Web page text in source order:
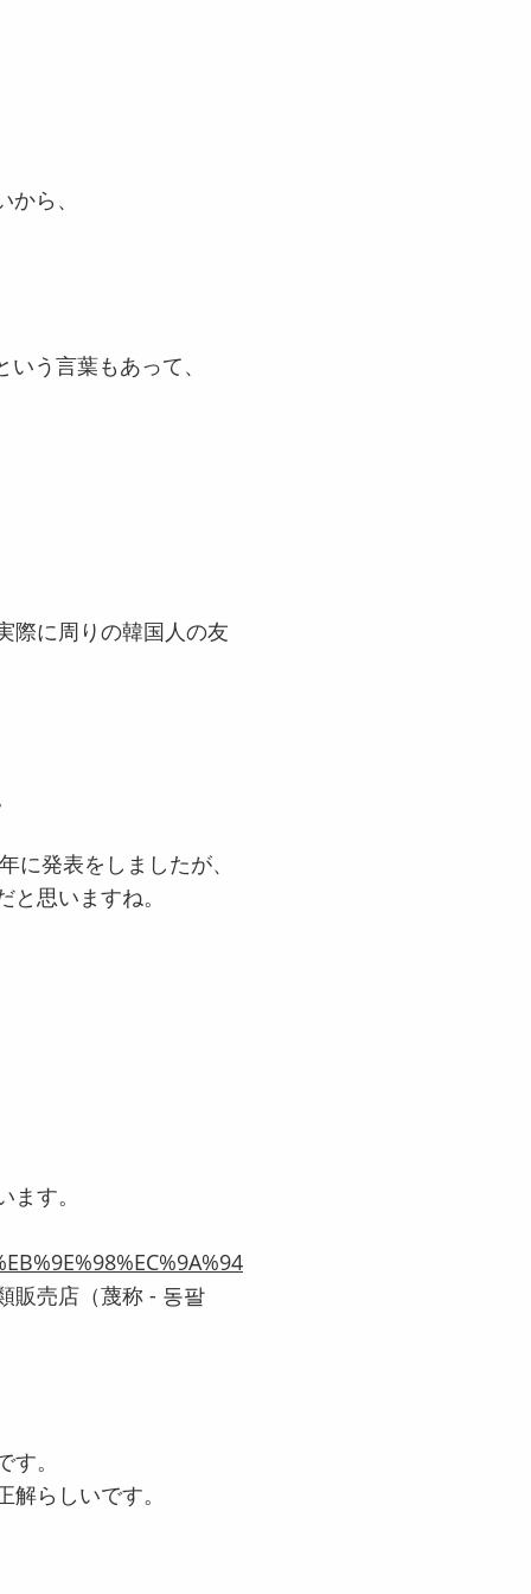
ら、
う言葉もあって、
際に周りの韓国人の友
発表をしましたが、
思いますね。
す。
販売店（蔑称 - 동팔
。
らしいです。